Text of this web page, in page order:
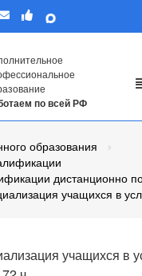
по всей РФ
образования
дистанционно
учащихся в
учащихся в